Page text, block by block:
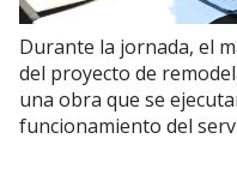
Durante la jornada, el
del proyecto de
una obra que se
funcionamiento del